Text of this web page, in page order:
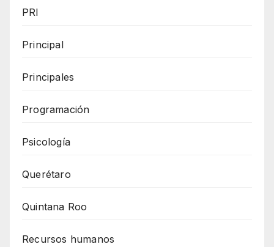
PRI
Principal
Principales
Programación
Psicología
Querétaro
Quintana Roo
Recursos humanos